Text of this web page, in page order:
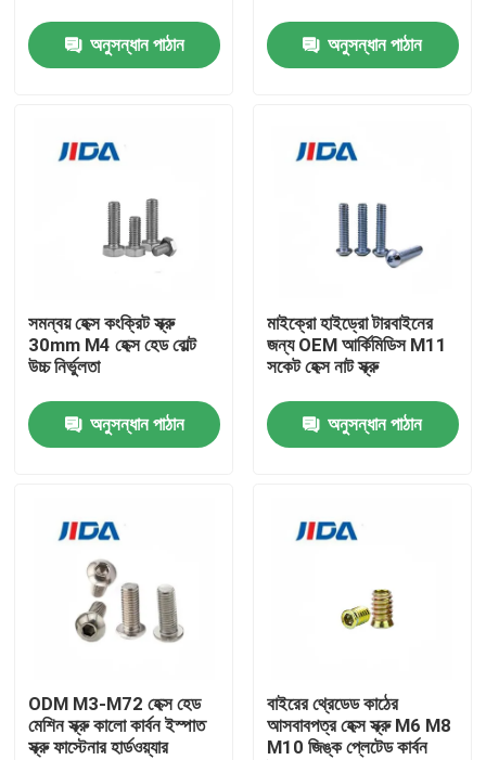
আমাদের সম্বন্ধে
কারখানা পরিদর্শন
আমাদের সাথে যোগাযোগ
একটি উদ্ধৃতি অনুরোধ করুন
অনুসন্ধান পাঠান অনুসন্ধান পাঠান
সমন্বয় হেক্স কংক্রিট স্ক্রু
30mm M4 হেক্স হেড বোল্ট
উচ্চ নির্ভুলতা
অনুসন্ধান পাঠান
মাইক্রো হাইড্রো টারবাইনের
জন্য OEM আর্কিমিডিস M11
সকেট হেক্স নাট স্ক্রু
অনুসন্ধান পাঠান
ODM M3-M72 হেক্স হেড
মেশিন স্ক্রু কালো কার্বন ইস্পাত
স্ক্রু ফাস্টেনার হার্ডওয়্যার
বাইরের থ্রেডেড কাঠের
আসবাবপত্র হেক্স স্ক্রু M6 M8
M10 জিঙ্ক প্লেটেড কার্বন